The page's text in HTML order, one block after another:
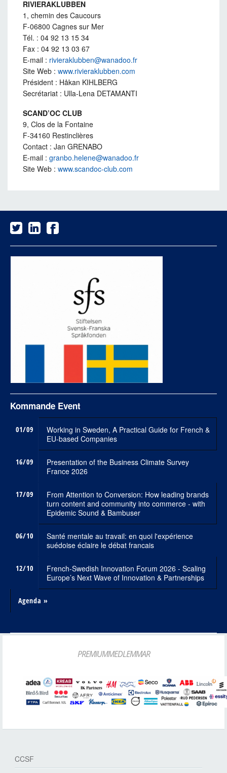
RIVIERAKLUBBEN
1, chemin des Caucours
F-06800 Cagnes sur Mer
Tél. : 04 92 13 15 34
Fax : 04 92 13 03 67
E-mail : rivieraklubben@wanadoo.fr
Site Web : www.rivieraklubben.com
Président : Håkan KIHLBERG
Secrétariat : Ulla-Lena DETAMANTI
SCAND’OC CLUB
9, Clos de la Fontaine
F-34160 Restinclières
Contact : Jan GRENABO
E-mail : granbo.helene@wanadoo.fr
Site Web : www.scandoc-club.com
Kommande Event
01/09
Working in Sweden, A Practical Guide for French &
EU-based Companies
16/09
Presentation of the Business Climate Survey
France 2026
17/09
From Attention to Conversion: How leading brands
turn content and community into commerce - with
Epidemic Sound & Bambuser
06/10
Santé mentale au travail: en quoi l'expérience
suédoise éclaire le débat francais
12/10
French-Swedish Innovation Forum 2026 - Scaling
Europe’s Next Wave of Innovation & Partnerships
Agenda »
PREMIUMMEDLEMMAR
CCSF